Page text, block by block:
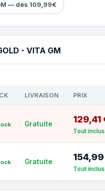
— dès 109,99€
- VITA GM
LIVRAISON PRIX
Gratuite 129,41
Tout inclus
Gratuite
Tout inclus